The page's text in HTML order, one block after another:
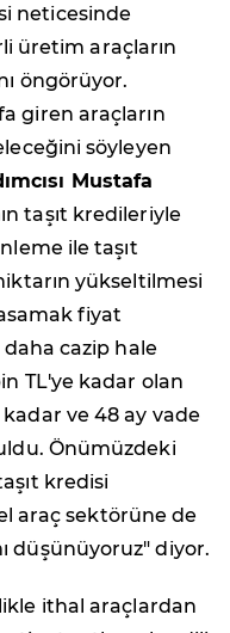
neticesinde
üretim araçların
öngörüyor.
giren araçların
söyleyen
Mustafa
taşıt kredileriyle
ile taşıt
yükseltilmesi
fiyat
daha cazip hale
TL'ye kadar olan
ve 48 ay vade
Önümüzdeki
kredisi
araç sektörüne de
düşünüyoruz" diyor.
ithal araçlardan